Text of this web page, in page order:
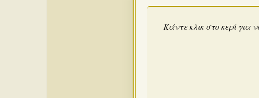
Κάντε κλικ στο κερί για